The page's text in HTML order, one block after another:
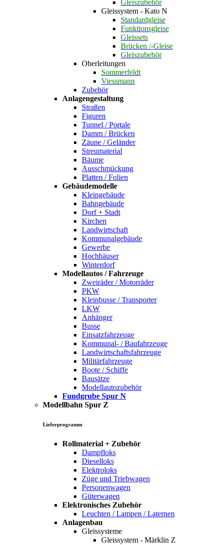
Gleiszubehör
Gleissystem - Kato N
Standardgleise
Funktionsgleise
Gleissets
Brücken /-Gleise
Gleiszubehör
Oberleitungen
Sommerfeldt
Viessmann
Zubehör
Anlagengestaltung
Straßen
Figuren
Tunnel / Portale
Damm / Brücken
Zäune / Geländer
Streumaterial
Bäume
Ausschmückung
Platten / Folien
Gebäudemodelle
Kleingebäude
Bahngebäude
Dorf + Stadt
Kirchen
Landwirtschaft
Kommunalgebäude
Gewerbe
Hochhäuser
Winterdorf
Modellautos / Fahrzeuge
Zweiräder / Motorräder
PKW
Kleinbusse / Transporter
LKW
Anhänger
Busse
Einsatzfahrzeuge
Kommunal- / Baufahrzeuge
Landwirtschaftsfahrzeuge
Militärfahrzeuge
Boote / Schiffe
Bausätze
Modellautozubehör
Fundgrube Spur N
Modellbahn Spur Z
Lieferprogramm
Rollmaterial + Zubehör
Dampfloks
Dieselloks
Elektroloks
Züge und Triebwagen
Personenwagen
Güterwagen
Elektronisches Zubehör
Leuchten / Lampen / Laternen
Anlagenbau
Gleissysteme
Gleissystem - Märklin Z